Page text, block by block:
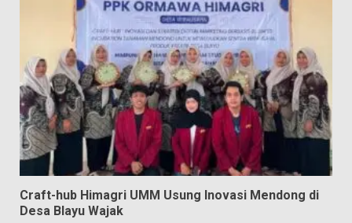
Craft-hub Himagri UMM Usung Inovasi Mendong di
Desa Blayu Wajak